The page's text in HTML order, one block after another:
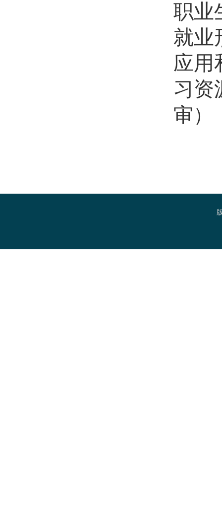
职业
就业
应用
习资
审）